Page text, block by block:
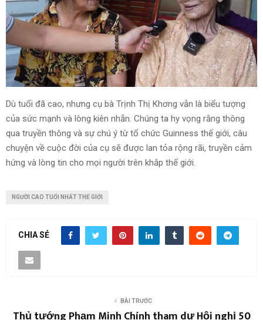
Dù tuổi đã cao, nhưng cụ bà Trịnh Thị Khơng vẫn là biểu tượng
của sức mạnh và lòng kiên nhẫn. Chúng ta hy vọng rằng thông
qua truyền thông và sự chú ý từ tổ chức Guinness thế giới, câu
chuyện về cuộc đời của cụ sẽ được lan tỏa rộng rãi, truyền cảm
hứng và lòng tin cho mọi người trên khắp thế giới.
NGƯỜI CAO TUỔI NHẤT THẾ GIỚI
CHIA SẺ
BÀI TRƯỚC